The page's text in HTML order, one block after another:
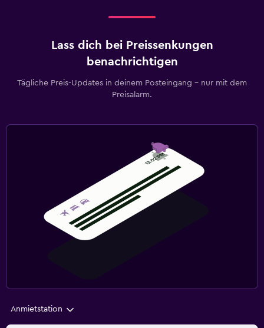
Lass dich bei Preissenkungen
benachrichtigen
Tägliche Preis-Updates in deinem Posteingang – nur mit dem
Preisalarm.
Anmietstation